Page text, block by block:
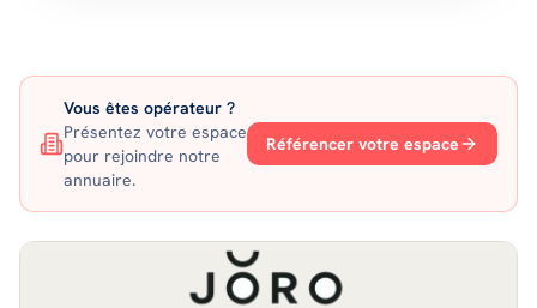
Vous êtes opérateur ?
Présentez votre espace
pour rejoindre notre
annuaire.
Référencer votre espace